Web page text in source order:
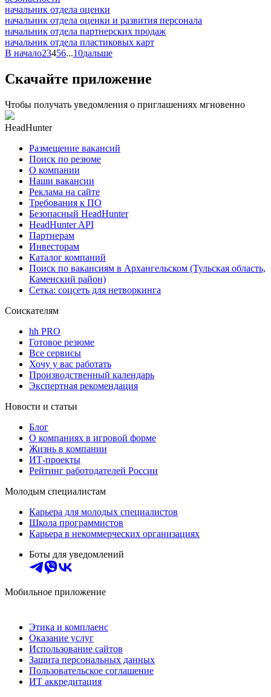
начальник отдела оценки
начальник отдела оценки и развития персонала
начальник отдела партнерских продаж
начальник отдела пластиковых карт
В начало23456...10дальше
Скачайте приложение
Чтобы получать уведомления о приглашениях мгновенно
HeadHunter
Размещение вакансий
Поиск по резюме
О компании
Наши вакансии
Реклама на сайте
Требования к ПО
Безопасный HeadHunter
HeadHunter API
Партнерам
Инвесторам
Каталог компаний
Поиск по вакансиям в Архангельском (Тульская область,
Каменский район)
Сетка: соцсеть для нетворкинга
Соискателям
hh PRO
Готовое резюме
Все сервисы
Хочу у вас работать
Производственный календарь
Экспертная рекомендация
Новости и статьи
Блог
О компаниях в игровой форме
Жизнь в компании
ИТ-проекты
Рейтинг работодателей России
Молодым специалистам
Карьера для молодых специалистов
Школа программистов
Карьера в некоммерческих организациях
Боты для уведомлений
Мобильное приложение
Этика и комплаенс
Оказание услуг
Использование сайтов
Защита персональных данных
Пользовательское соглашение
ИТ аккредитация